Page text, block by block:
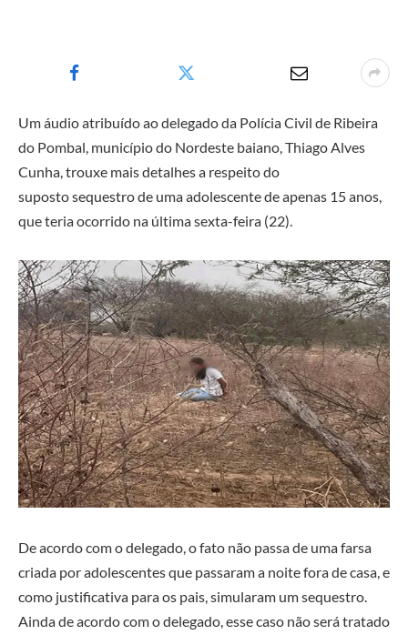
Um áudio atribuído ao delegado da Polícia Civil de Ribeira
do Pombal, município do Nordeste baiano, Thiago Alves
Cunha, trouxe mais detalhes a respeito do
suposto sequestro de uma adolescente de apenas 15 anos,
que teria ocorrido na última sexta-feira (22).
De acordo com o delegado, o fato não passa de uma farsa
criada por adolescentes que passaram a noite fora de casa, e
como justificativa para os pais, simularam um sequestro.
Ainda de acordo com o delegado, esse caso não será tratado